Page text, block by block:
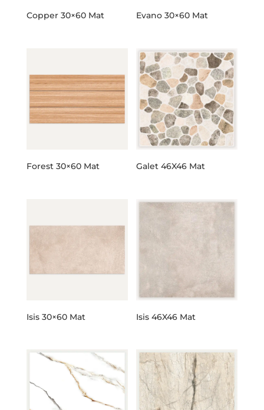
Copper 30×60 Mat Evano 30×60 Mat
Forest 30×60 Mat Galet 46X46 Mat
Isis 30×60 Mat Isis 46X46 Mat